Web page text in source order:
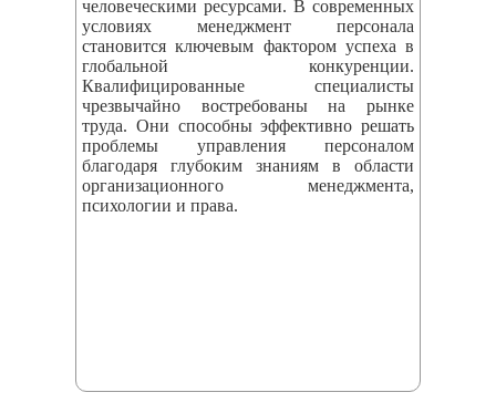
человеческими ресурсами. В современных
условиях менеджмент персонала
становится ключевым фактором успеха в
глобальной конкуренции.
Квалифицированные специалисты
чрезвычайно востребованы на рынке
труда. Они способны эффективно решать
проблемы управления персоналом
благодаря глубоким знаниям в области
организационного менеджмента,
психологии и права.